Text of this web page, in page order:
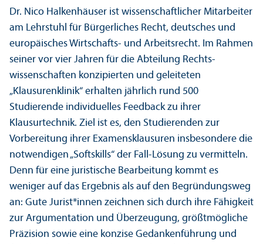
Dr. Nico Halkenhäuser ist wissenschaft­licher Mitarbeiter
am Lehr­stuhl für Bürgerliches Recht, deutsches und
europäisches Wirtschafts- und Arbeits­recht. Im Rahmen
seiner vor vier Jahren für die Abteilung Rechts­
wissenschaften konzipierten und geleiteten
„Klausurenklinik“ erhalten jährlich rund 500
Studierende individuelles Feedback zu ihrer
Klausurtechnik. Ziel ist es, den Studierenden zur
Vorbereitung ihrer Examensklausuren insbesondere die
notwendigen „Softskills“ der Fall-Lösung zu vermitteln.
Denn für eine juristische Bearbeitung kommt es
weniger auf das Ergebnis als auf den Begründungs­weg
an: Gute Jurist*innen zeichnen sich durch ihre Fähigkeit
zur Argumentation und Über­zeugung, größtmögliche
Präzision sowie eine konzise Gedankenführung und